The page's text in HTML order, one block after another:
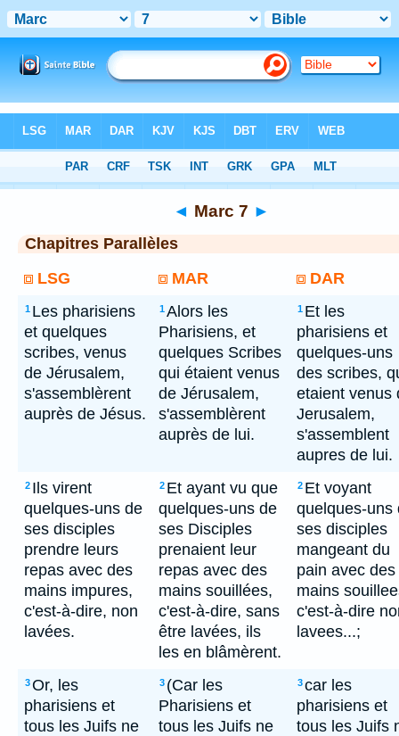
◄ Marc 7 ►
Chapitres Parallèles
LSG
MAR DAR
1 Les pharisiens
et quelques
scribes, venus
de Jérusalem,
s'assemblèrent
auprès de Jésus.
1Alors les
Pharisiens, et
quelques Scribes
qui étaient venus
de Jérusalem,
s'assemblèrent
auprès de lui.
1 Et les
pharisiens et
quelques-uns
des scribes,
etaient venus
Jerusalem,
s'assemblent
aupres de lui.
2 Ils virent
quelques-uns de
ses disciples
prendre leurs
repas avec des
mains impures,
c'est-à-dire, non
lavées.
2 Et ayant vu que
quelques-uns de
ses Disciples
prenaient leur
repas avec des
mains souillées,
c'est-à-dire, sans
être lavées, ils
les en blâmèrent.
2 Et voyant
quelques-uns
ses disciples
mangeant du
pain avec des
mains
c'est-à-dire
lavees...;
3Or, les
pharisiens et
tous les Juifs ne
3 (Car les
Pharisiens et
tous les Juifs ne
3car les
pharisiens et
tous les Juifs